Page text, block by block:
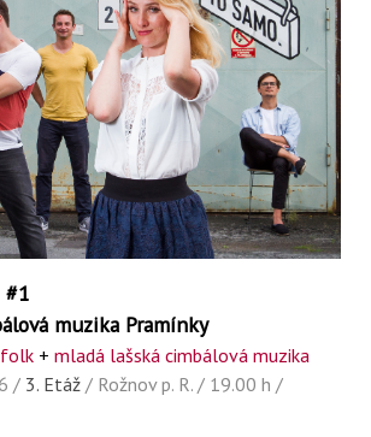
#1
muzika Pramínky
folk + mladá lašská cimbálová muzika
/ 3. Etáž / Rožnov p. R. / 19.00 h /